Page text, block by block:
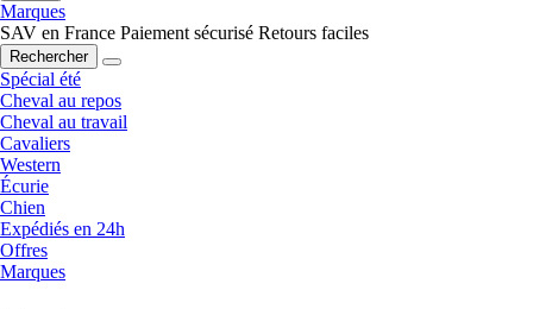
Marques
SAV en France Paiement sécurisé Retours faciles
Rechercher
Spécial été
Cheval au repos
Cheval au travail
Cavaliers
Western
Écurie
Chien
Expédiés en 24h
Offres
Marques